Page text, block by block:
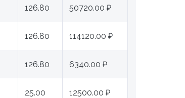
126.80 50720.00 ₽
126.80 114120.00 ₽
126.80 6340.00 ₽
25.00 12500.00 ₽